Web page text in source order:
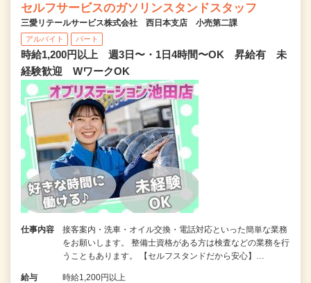
セルフサービスのガソリンスタンドスタッフ
三愛リテールサービス株式会社 西日本支店 小売第二課
アルバイト パート
時給1,200円以上 週3日〜・1日4時間〜OK 昇給有 未
経験歓迎 WワークOK
仕事内容
接客案内・洗車・オイル交換・電話対応といった簡単な業務
をお願いします。 整備士資格がある方は検査などの業務を行
うこともあります。 【セルフスタンドだから安心】…
給与 時給1,200円以上